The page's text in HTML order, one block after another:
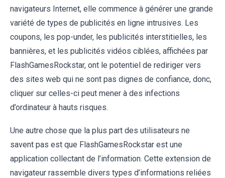
navigateurs Internet, elle commence à générer une grande
variété de types de publicités en ligne intrusives. Les
coupons, les pop-under, les publicités interstitielles, les
bannières, et les publicités vidéos ciblées, affichées par
FlashGamesRockstar, ont le potentiel de rediriger vers
des sites web qui ne sont pas dignes de confiance, donc,
cliquer sur celles-ci peut mener à des infections
d’ordinateur à hauts risques.
Une autre chose que la plus part des utilisateurs ne
savent pas est que FlashGamesRockstar est une
application collectant de l’information. Cette extension de
navigateur rassemble divers types d’informations reliées